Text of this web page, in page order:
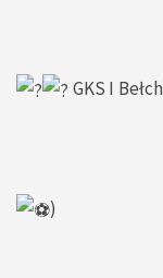
GKS I
)